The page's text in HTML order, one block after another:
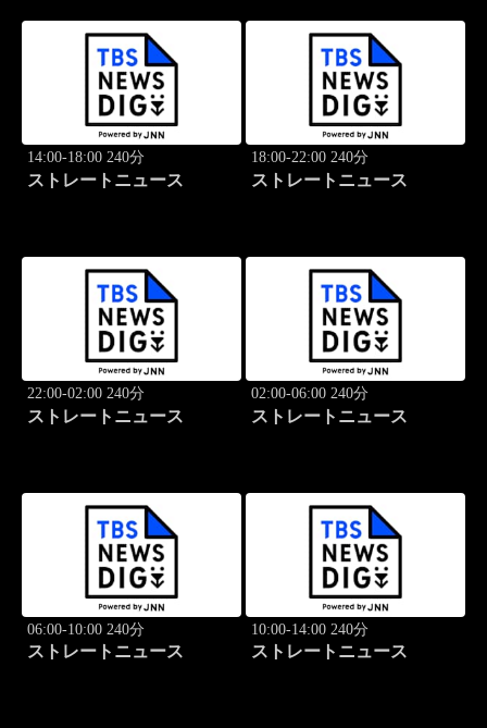
14:00-18:00 240分
ストレートニュース
18:00-22:00 240分
ストレートニュース
22:00-02:00 240分
ストレートニュース
02:00-06:00 240分
ストレートニュース
06:00-10:00 240分
ストレートニュース
10:00-14:00 240分
ストレートニュース